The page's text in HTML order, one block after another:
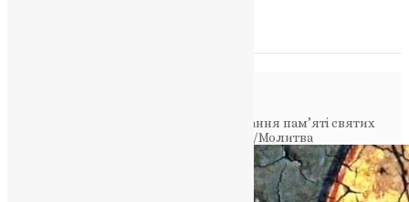
Святкове вшанування пам’яті святих
Афанасія та Кирила Олександрійських/Молитва